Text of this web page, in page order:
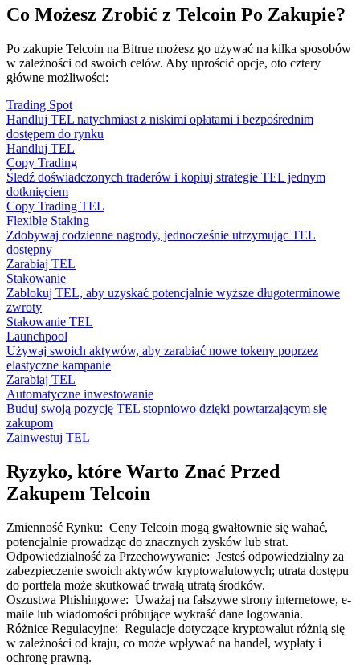
Co Możesz Zrobić z Telcoin Po Zakupie?
Po zakupie Telcoin na Bitrue możesz go używać na kilka sposobów
w zależności od swoich celów. Aby uprościć opcje, oto cztery
główne możliwości:
Trading Spot
Handluj TEL natychmiast z niskimi opłatami i bezpośrednim
dostępem do rynku
Handluj TEL
Copy Trading
Śledź doświadczonych traderów i kopiuj strategie TEL jednym
dotknięciem
Copy Trading TEL
Flexible Staking
Zdobywaj codzienne nagrody, jednocześnie utrzymując TEL
dostępny
Zarabiaj TEL
Stakowanie
Zablokuj TEL, aby uzyskać potencjalnie wyższe długoterminowe
zwroty
Stakowanie TEL
Launchpool
Używaj swoich aktywów, aby zarabiać nowe tokeny poprzez
elastyczne kampanie
Zarabiaj TEL
Automatyczne inwestowanie
Buduj swoją pozycję TEL stopniowo dzięki powtarzającym się
zakupom
Zainwestuj TEL
Ryzyko, które Warto Znać Przed
Zakupem Telcoin
Zmienność Rynku: Ceny Telcoin mogą gwałtownie się wahać,
potencjalnie prowadząc do znacznych zysków lub strat.
Odpowiedzialność za Przechowywanie: Jesteś odpowiedzialny za
zabezpieczenie swoich aktywów kryptowalutowych; utrata dostępu
do portfela może skutkować trwałą utratą środków.
Oszustwa Phishingowe: Uważaj na fałszywe strony internetowe, e-
maile lub wiadomości próbujące wykraść dane logowania.
Różnice Regulacyjne: Regulacje dotyczące kryptowalut różnią się
w zależności od kraju, co może wpływać na handel, wypłaty i
ochronę prawną.